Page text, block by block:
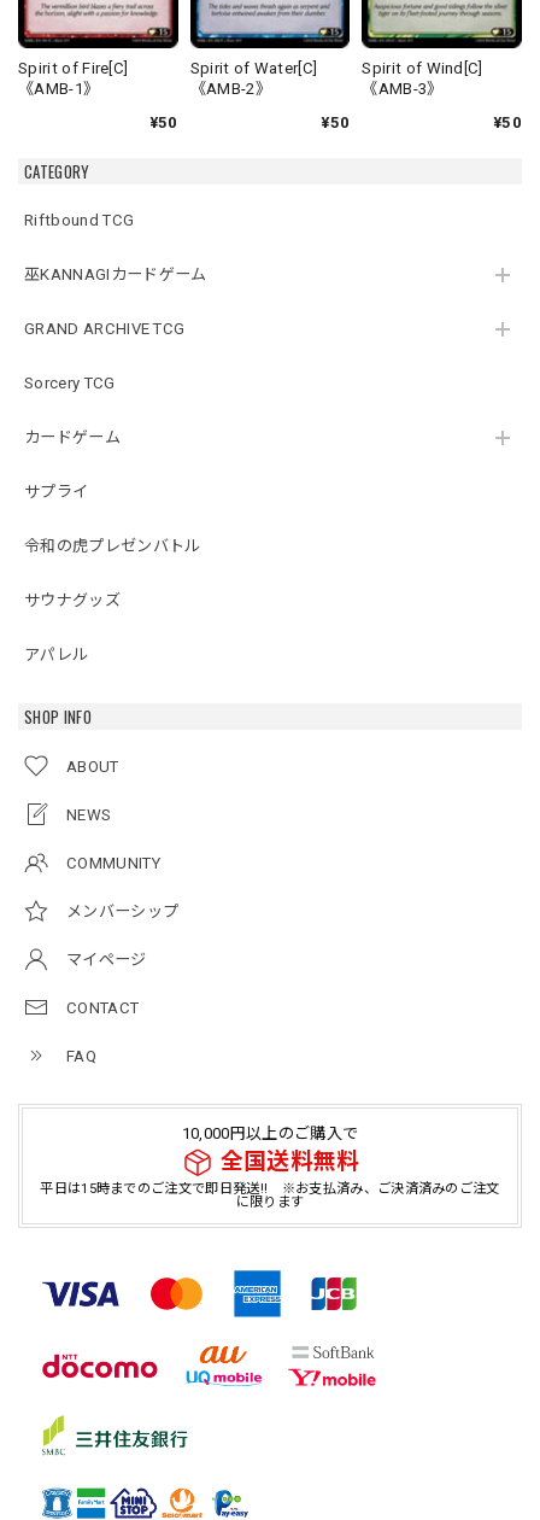
CATEGORY
Riftbound TCG
巫KANNAGIカードゲーム
GRAND ARCHIVE TCG
Sorcery TCG
カードゲーム
サプライ
令和の虎プレゼンバトル
サウナグッズ
アパレル
SHOP INFO
ABOUT
NEWS
COMMUNITY
メンバーシップ
マイページ
CONTACT
FAQ
10,000円以上のご購入で
全国送料無料
平日は15時までのご注文で即日発送!! ※お支払済み、ご決済済みのご注文
に限ります
Spirit of Fire[C]
《AMB-1》
¥50
Spirit of Water[C]
《AMB-2》
¥50
Spirit of Wind[C]
《AMB-3》
¥50